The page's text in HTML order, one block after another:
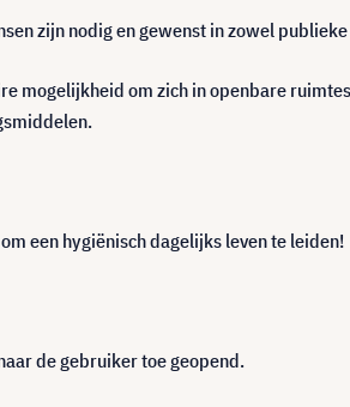
zijn nodig en gewenst in zowel
mogelijkheid om zich in openbare
een hygiënisch dagelijks leven te leiden!
de gebruiker toe geopend.